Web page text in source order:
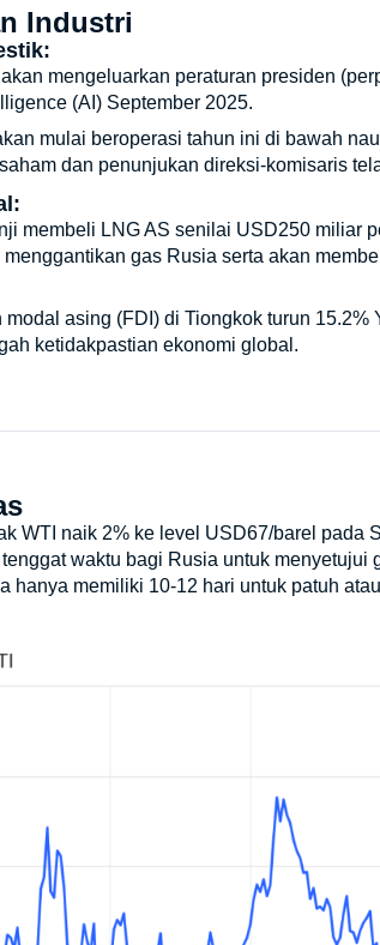
Industri
mengeluarkan peraturan presiden
(AI) September 2025.
mulai beroperasi tahun ini di bawah
dan penunjukan direksi-komisaris
membeli LNG AS senilai USD250 miliar
menggantikan gas Rusia serta akan
modal asing (FDI) di Tiongkok turun
ketidakpastian ekonomi global.
WTI naik 2% ke level USD67/barel pada
waktu bagi Rusia untuk
hanya memiliki 10-12 hari untuk patuh